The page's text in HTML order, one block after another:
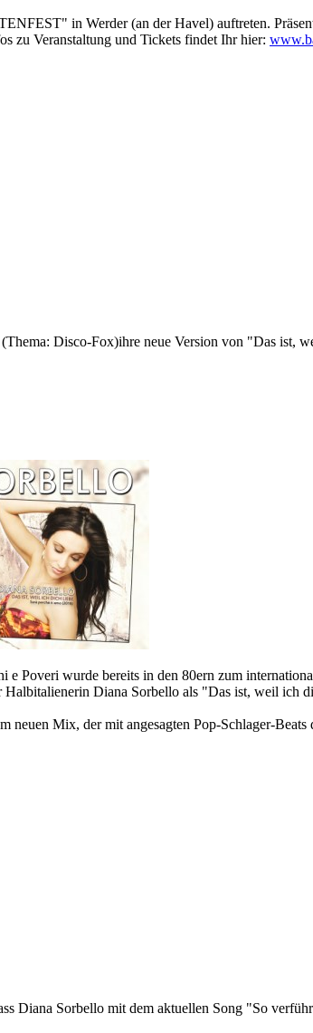
in Werder (an der Havel) auftreten.
zu Veranstaltung und Tickets findet Ihr hier:
Disco-Fox)ihre neue Version von "Das ist,
Poveri wurde bereits in den 80ern zum
Diana Sorbello als "Das ist, weil
neuen Mix, der mit angesagten Pop-Schlager-
Diana Sorbello mit dem aktuellen Song "So